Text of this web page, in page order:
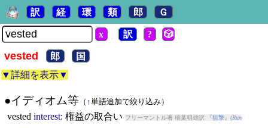
訳 経 環 類 郎 Ｇ
x 訳 ? 🎲
vested 郎
国
▼詳細を表示▼
●イディオム等（ ↑単語追加で絞り込み）
vested interest: 権益の取合い フリーマントル著 稲葉明雄訳 『狙撃』(Run